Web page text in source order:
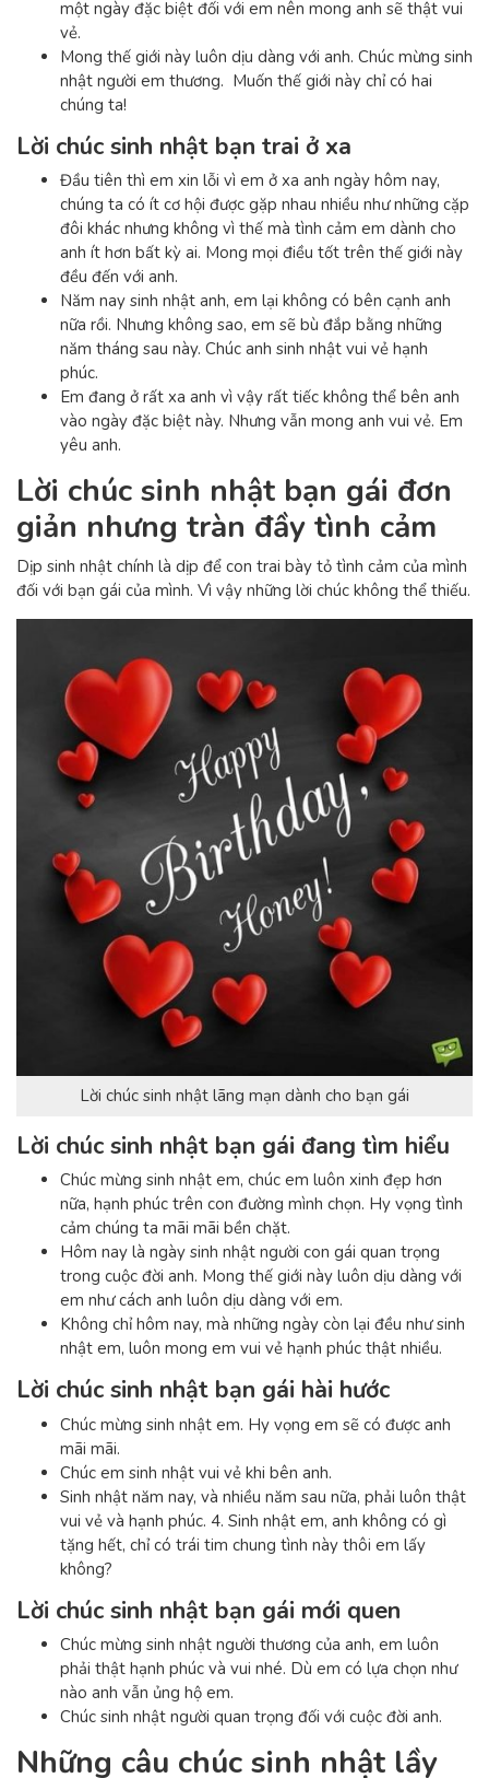
một ngày đặc biệt đối với em nên mong anh sẽ thật vui
vẻ.
Mong thế giới này luôn dịu dàng với anh. Chúc mừng sinh
nhật người em thương. Muốn thế giới này chỉ có hai
chúng ta!
Lời chúc sinh nhật bạn trai ở xa
Đầu tiên thì em xin lỗi vì em ở xa anh ngày hôm nay,
chúng ta có ít cơ hội được gặp nhau nhiều như những cặp
đôi khác nhưng không vì thế mà tình cảm em dành cho
anh ít hơn bất kỳ ai. Mong mọi điều tốt trên thế giới này
đều đến với anh.
Năm nay sinh nhật anh, em lại không có bên cạnh anh
nữa rồi. Nhưng không sao, em sẽ bù đắp bằng những
năm tháng sau này. Chúc anh sinh nhật vui vẻ hạnh
phúc.
Em đang ở rất xa anh vì vậy rất tiếc không thể bên anh
vào ngày đặc biệt này. Nhưng vẫn mong anh vui vẻ. Em
yêu anh.
Lời chúc sinh nhật bạn gái đơn
giản nhưng tràn đầy tình cảm
Dịp sinh nhật chính là dịp để con trai bày tỏ tình cảm của mình
đối với bạn gái của mình. Vì vậy những lời chúc không thể thiếu.
Lời chúc sinh nhật lãng mạn dành cho bạn gái
Lời chúc sinh nhật bạn gái đang tìm hiểu
Chúc mừng sinh nhật em, chúc em luôn xinh đẹp hơn
nữa, hạnh phúc trên con đường mình chọn. Hy vọng tình
cảm chúng ta mãi mãi bền chặt.
Hôm nay là ngày sinh nhật người con gái quan trọng
trong cuộc đời anh. Mong thế giới này luôn dịu dàng với
em như cách anh luôn dịu dàng với em.
Không chỉ hôm nay, mà những ngày còn lại đều như sinh
nhật em, luôn mong em vui vẻ hạnh phúc thật nhiều.
Lời chúc sinh nhật bạn gái hài hước
Chúc mừng sinh nhật em. Hy vọng em sẽ có được anh
mãi mãi.
Chúc em sinh nhật vui vẻ khi bên anh.
Sinh nhật năm nay, và nhiều năm sau nữa, phải luôn thật
vui vẻ và hạnh phúc. 4. Sinh nhật em, anh không có gì
tặng hết, chỉ có trái tim chung tình này thôi em lấy
không?
Lời chúc sinh nhật bạn gái mới quen
Chúc mừng sinh nhật người thương của anh, em luôn
phải thật hạnh phúc và vui nhé. Dù em có lựa chọn như
nào anh vẫn ủng hộ em.
Chúc sinh nhật người quan trọng đối với cuộc đời anh.
Những câu chúc sinh nhật lầy